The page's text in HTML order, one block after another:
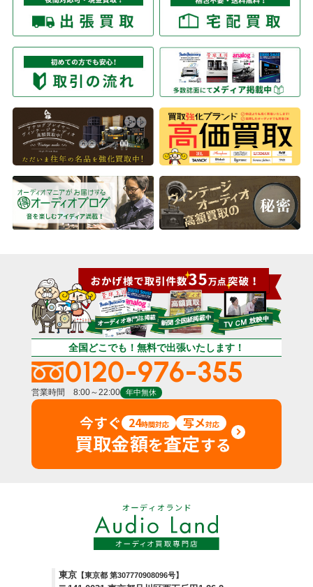
全国どこでも！無料で出張いたします！
0120-976-355
営業時間 8:00～22:00 年中無休
今すぐ 24時間対応 写メ対応
買取金額を査定する
東京 【東京都 第307770908096号】